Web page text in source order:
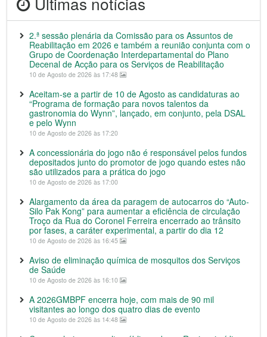
2.ª sessão plenária da Comissão para os Assuntos de
Reabilitação em 2026 e também a reunião conjunta com o
Grupo de Coordenação Interdepartamental do Plano
Decenal de Acção para os Serviços de Reabilitação
10 de Agosto de 2026 às 17:48
Aceitam-se a partir de 10 de Agosto as candidaturas ao
“Programa de formação para novos talentos da
gastronomia do Wynn”, lançado, em conjunto, pela DSAL
e pelo Wynn
10 de Agosto de 2026 às 17:20
A concessionária do jogo não é responsável pelos fundos
depositados junto do promotor de jogo quando estes não
são utilizados para a prática do jogo
10 de Agosto de 2026 às 17:00
Alargamento da área da paragem de autocarros do “Auto-
Silo Pak Kong” para aumentar a eficiência de circulação
Troço da Rua do Coronel Ferreira encerrado ao trânsito
por fases, a caráter experimental, a partir do dia 12
10 de Agosto de 2026 às 16:45
Aviso de eliminação química de mosquitos dos Serviços
de Saúde
10 de Agosto de 2026 às 16:10
A 2026GMBPF encerra hoje, com mais de 90 mil
visitantes ao longo dos quatro dias de evento
10 de Agosto de 2026 às 14:48